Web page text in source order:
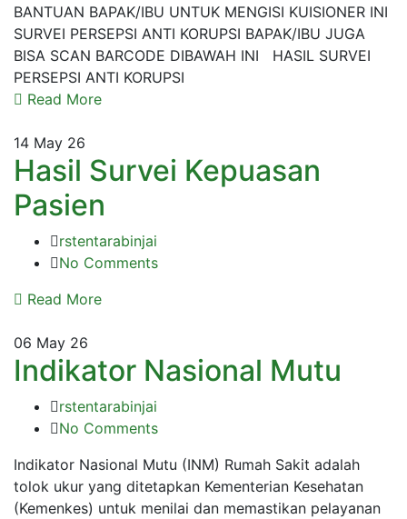
BANTUAN BAPAK/IBU UNTUK MENGISI KUISIONER INI
SURVEI PERSEPSI ANTI KORUPSI BAPAK/IBU JUGA
BISA SCAN BARCODE DIBAWAH INI HASIL SURVEI
PERSEPSI ANTI KORUPSI
Read More
14 May 26
Hasil Survei Kepuasan
Pasien
rstentarabinjai
No Comments
Read More
06 May 26
Indikator Nasional Mutu
rstentarabinjai
No Comments
Indikator Nasional Mutu (INM) Rumah Sakit adalah
tolok ukur yang ditetapkan Kementerian Kesehatan
(Kemenkes) untuk menilai dan memastikan pelayanan